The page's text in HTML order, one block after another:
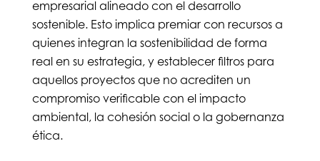
empresarial alineado con el desarrollo
sostenible. Esto implica premiar con recursos a
quienes integran la sostenibilidad de forma
real en su estrategia, y establecer filtros para
aquellos proyectos que no acrediten un
compromiso verificable con el impacto
ambiental, la cohesión social o la gobernanza
ética.